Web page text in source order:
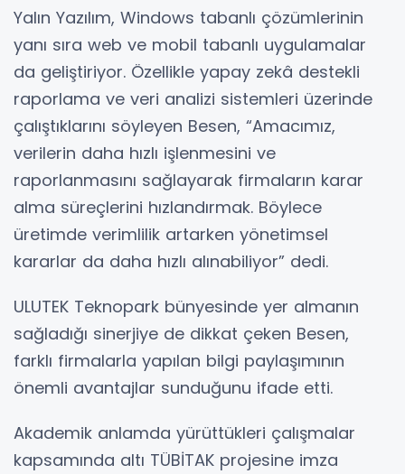
Yalın Yazılım, Windows tabanlı çözümlerinin
yanı sıra web ve mobil tabanlı uygulamalar
da geliştiriyor. Özellikle yapay zekâ destekli
raporlama ve veri analizi sistemleri üzerinde
çalıştıklarını söyleyen Besen, “Amacımız,
verilerin daha hızlı işlenmesini ve
raporlanmasını sağlayarak firmaların karar
alma süreçlerini hızlandırmak. Böylece
üretimde verimlilik artarken yönetimsel
kararlar da daha hızlı alınabiliyor” dedi.
ULUTEK Teknopark bünyesinde yer almanın
sağladığı sinerjiye de dikkat çeken Besen,
farklı firmalarla yapılan bilgi paylaşımının
önemli avantajlar sunduğunu ifade etti.
Akademik anlamda yürüttükleri çalışmalar
kapsamında altı TÜBİTAK projesine imza